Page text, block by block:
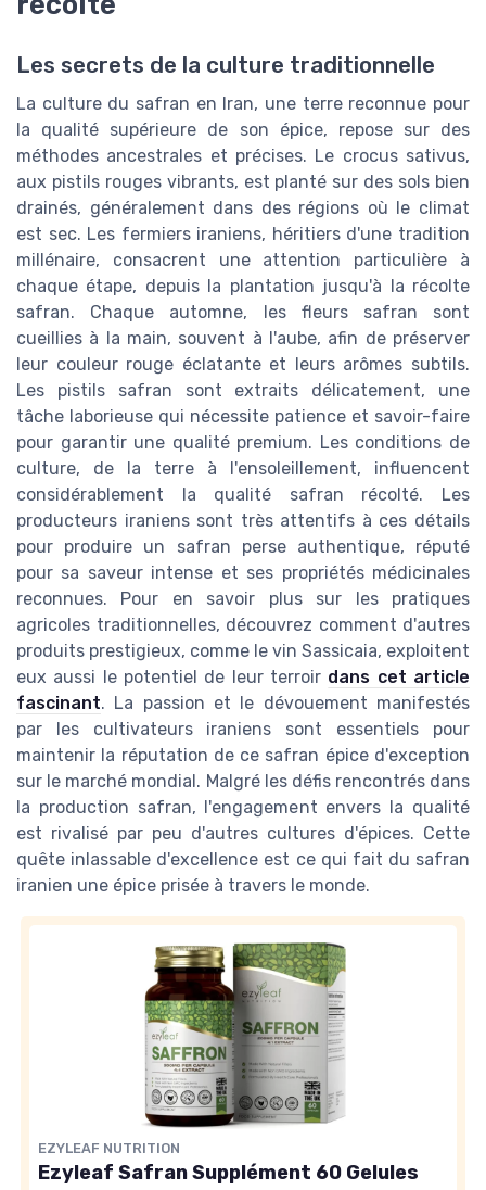
Les secrets de la culture traditionnelle
La culture du safran en Iran, une terre reconnue pour
la qualité supérieure de son épice, repose sur des
méthodes ancestrales et précises. Le crocus sativus,
aux pistils rouges vibrants, est planté sur des sols bien
drainés, généralement dans des régions où le climat
est sec. Les fermiers iraniens, héritiers d'une tradition
millénaire, consacrent une attention particulière à
chaque étape, depuis la plantation jusqu'à la récolte
safran. Chaque automne, les fleurs safran sont
cueillies à la main, souvent à l'aube, afin de préserver
leur couleur rouge éclatante et leurs arômes subtils.
Les pistils safran sont extraits délicatement, une
tâche laborieuse qui nécessite patience et savoir-faire
pour garantir une qualité premium. Les conditions de
culture, de la terre à l'ensoleillement, influencent
considérablement la qualité safran récolté. Les
producteurs iraniens sont très attentifs à ces détails
pour produire un safran perse authentique, réputé
pour sa saveur intense et ses propriétés médicinales
reconnues. Pour en savoir plus sur les pratiques
agricoles traditionnelles, découvrez comment d'autres
produits prestigieux, comme le vin Sassicaia, exploitent
eux aussi le potentiel de leur terroir dans cet article
fascinant. La passion et le dévouement manifestés
par les cultivateurs iraniens sont essentiels pour
maintenir la réputation de ce safran épice d'exception
sur le marché mondial. Malgré les défis rencontrés dans
la production safran, l'engagement envers la qualité
est rivalisé par peu d'autres cultures d'épices. Cette
quête inlassable d'excellence est ce qui fait du safran
iranien une épice prisée à travers le monde.
EZYLEAF NUTRITION
Ezyleaf Safran Supplément 60 Gelules